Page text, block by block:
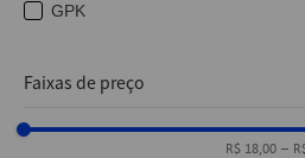
GPK
Faixas de preço
R$ 18,00 –